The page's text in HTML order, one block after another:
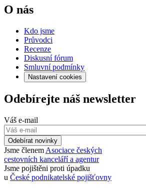
O nás
Kdo jsme
Průvodci
Recenze
Diskusní fórum
Smluvní podmínky
Nastavení cookies
Odebírejte náš newsletter
Váš e-mail
Odebírat novinky
Jsme členem Asociace českých
cestovních kanceláří a agentur
Jsme pojištěni proti úpadku
u České podnikatelské pojišťovny